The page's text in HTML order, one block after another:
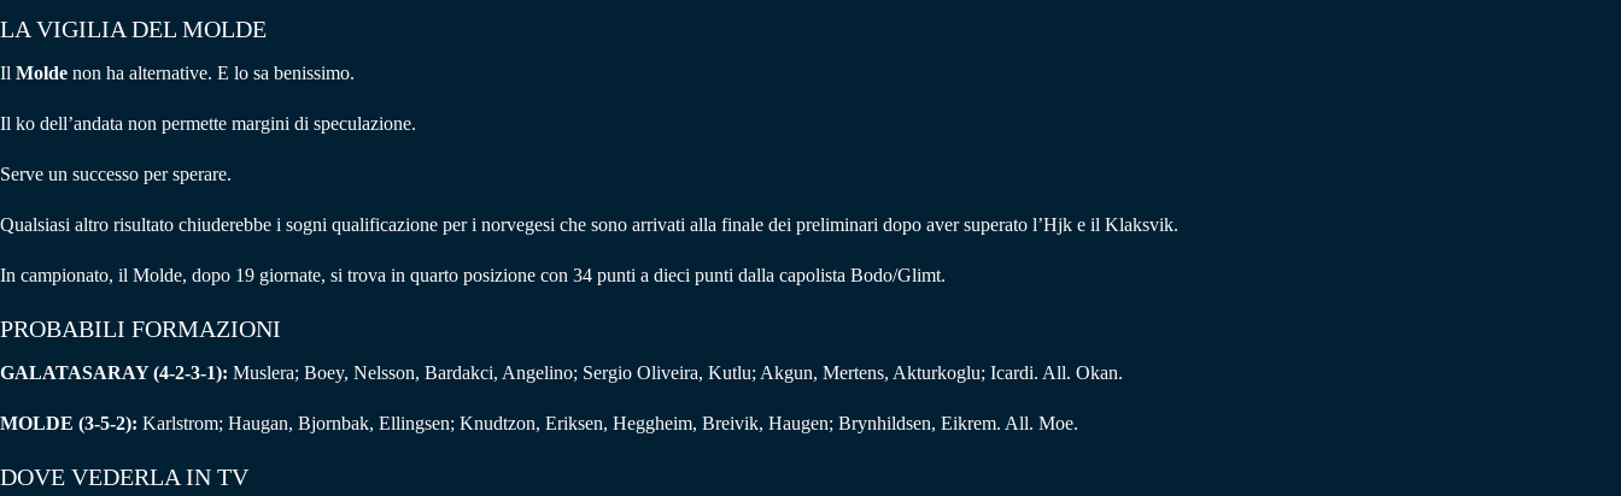
LA VIGILIA DEL MOLDE
Il Molde non ha alternative. E lo sa benissimo.
Il ko dell’andata non permette margini di speculazione.
Serve un successo per sperare.
Qualsiasi altro risultato chiuderebbe i sogni qualificazione per i norvegesi che sono arrivati alla finale dei preliminari dopo aver superato l’Hjk e il Klaksvik.
In campionato, il Molde, dopo 19 giornate, si trova in quarto posizione con 34 punti a dieci punti dalla capolista Bodo/Glimt.
PROBABILI FORMAZIONI
GALATASARAY (4-2-3-1): Muslera; Boey, Nelsson, Bardakci, Angelino; Sergio Oliveira, Kutlu; Akgun, Mertens, Akturkoglu; Icardi. All. Okan.
MOLDE (3-5-2): Karlstrom; Haugan, Bjornbak, Ellingsen; Knudtzon, Eriksen, Heggheim, Breivik, Haugen; Brynhildsen, Eikrem. All. Moe.
DOVE VEDERLA IN TV